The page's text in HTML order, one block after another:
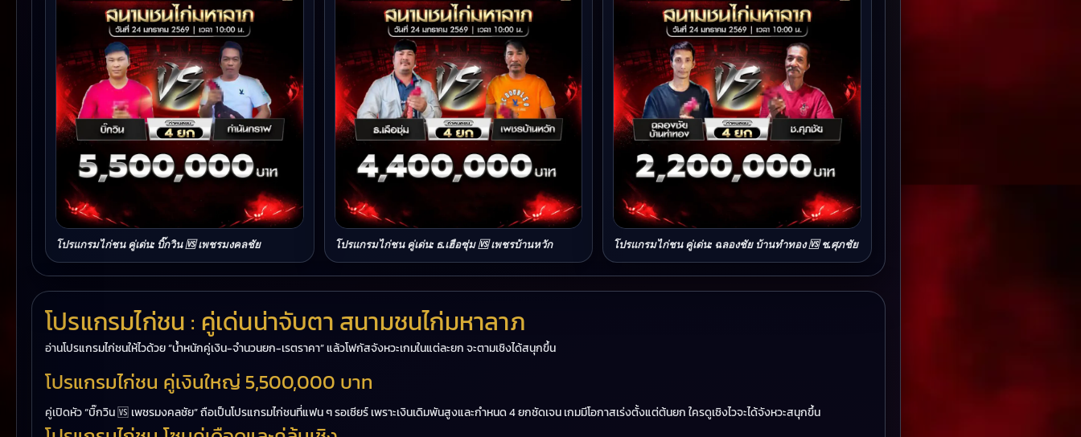
โปรแกรมไก่ชน คู่เด่น: บิ๊กวิน 🆚 เพชรมงคลชัย โปรแกรมไก่ชน คู่เด่น: ธ.เฮือซุ่ม 🆚 เพชรบ้านหวัก โปรแกรมไก่ชน คู่เด่น: ฉลองชัย บ้านทำทอง 🆚 ช.ศุภชัย
โปรแกรมไก่ชน : คู่เด่นน่าจับตา สนามชนไก่มหาลาภ
อ่านโปรแกรมไก่ชนให้ไวด้วย “น้ำหนักคู่เงิน-จำนวนยก-เรตราคา” แล้วโฟกัสจังหวะเกมในแต่ละยก จะตามเชิงได้สนุกขึ้น
โปรแกรมไก่ชน คู่เงินใหญ่ 5,500,000 บาท
คู่เปิดหัว “บิ๊กวิน 🆚 เพชรมงคลชัย” ถือเป็นโปรแกรมไก่ชนที่แฟน ๆ รอเชียร์ เพราะเงินเดิมพันสูงและกำหนด 4 ยกชัดเจน เกมมีโอกาสเร่งตั้งแต่ต้นยก ใครดูเชิงไวจะได้จังหวะสนุกขึ้น